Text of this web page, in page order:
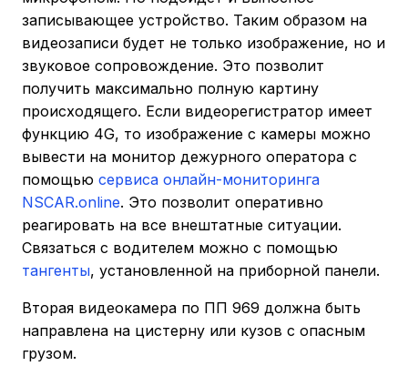
записывающее устройство. Таким образом на
видеозаписи будет не только изображение, но и
звуковое сопровождение. Это позволит
получить максимально полную картину
происходящего. Если видеорегистратор имеет
функцию 4G, то изображение с камеры можно
вывести на монитор дежурного оператора с
помощью сервиса онлайн-мониторинга
NSCAR.online. Это позволит оперативно
реагировать на все внештатные ситуации.
Связаться с водителем можно с помощью
тангенты, установленной на приборной панели.
Вторая видеокамера по ПП 969 должна быть
направлена на цистерну или кузов с опасным
грузом.